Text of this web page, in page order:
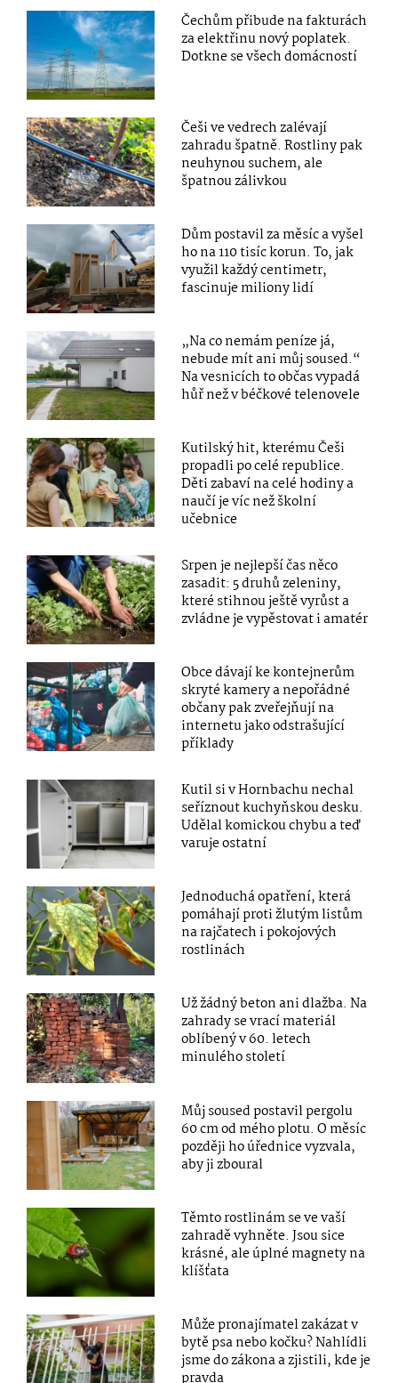
Čechům přibude na fakturách
za elektřinu nový poplatek.
Dotkne se všech domácností
Češi ve vedrech zalévají
zahradu špatně. Rostliny pak
neuhynou suchem, ale
špatnou zálivkou
Dům postavil za měsíc a vyšel
ho na 110 tisíc korun. To, jak
využil každý centimetr,
fascinuje miliony lidí
„Na co nemám peníze já,
nebude mít ani můj soused.“
Na vesnicích to občas vypadá
hůř než v béčkové telenovele
Kutilský hit, kterému Češi
propadli po celé republice.
Děti zabaví na celé hodiny a
naučí je víc než školní
učebnice
Srpen je nejlepší čas něco
zasadit: 5 druhů zeleniny,
které stihnou ještě vyrůst a
zvládne je vypěstovat i amatér
Obce dávají ke kontejnerům
skryté kamery a nepořádné
občany pak zveřejňují na
internetu jako odstrašující
příklady
Kutil si v Hornbachu nechal
seříznout kuchyňskou desku.
Udělal komickou chybu a teď
varuje ostatní
Jednoduchá opatření, která
pomáhají proti žlutým listům
na rajčatech i pokojových
rostlinách
Už žádný beton ani dlažba. Na
zahrady se vrací materiál
oblíbený v 60. letech
minulého století
Můj soused postavil pergolu
60 cm od mého plotu. O měsíc
později ho úřednice vyzvala,
aby ji zboural
Těmto rostlinám se ve vaší
zahradě vyhněte. Jsou sice
krásné, ale úplné magnety na
klíšťata
Může pronajímatel zakázat v
bytě psa nebo kočku? Nahlídli
jsme do zákona a zjistili, kde je
pravda